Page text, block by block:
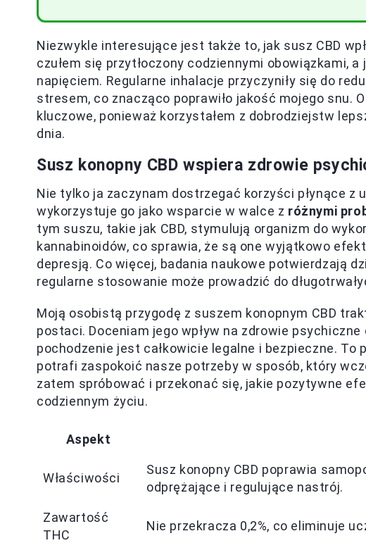
Niezwykle interesujące jest także to, jak susz CBD
czułem się przytłoczony codziennymi obowiązkami,
napięciem. Regularne inhalacje przyczyniły się do
stresem, co znacząco poprawiło jakość mojego snu.
kluczowe, ponieważ korzystałem z dobrodziejstw
dnia.
Susz konopny CBD wspiera zdrowie
Nie tylko ja zaczynam dostrzegać korzyści płynące z
wykorzystuje go jako wsparcie w walce z różnymi
tym suszu, takie jak CBD, stymulują organizm do
kannabinoidów, co sprawia, że są one wyjątkowo
depresją. Co więcej, badania naukowe potwierdzają
regularne stosowanie może prowadzić do
Moją osobistą przygodę z suszem konopnym CBD
postaci. Doceniam jego wpływ na zdrowie
pochodzenie jest całkowicie legalne i bezpieczne.
potrafi zaspokoić nasze potrzeby w sposób, który
zatem spróbować i przekonać się, jakie pozytywne
codziennym życiu.
Aspekt
Właściwości
Susz konopny CBD poprawia
odprężające i regulujące nastrój.
Zawartość
THC
Nie przekracza 0,2%, co eliminuje